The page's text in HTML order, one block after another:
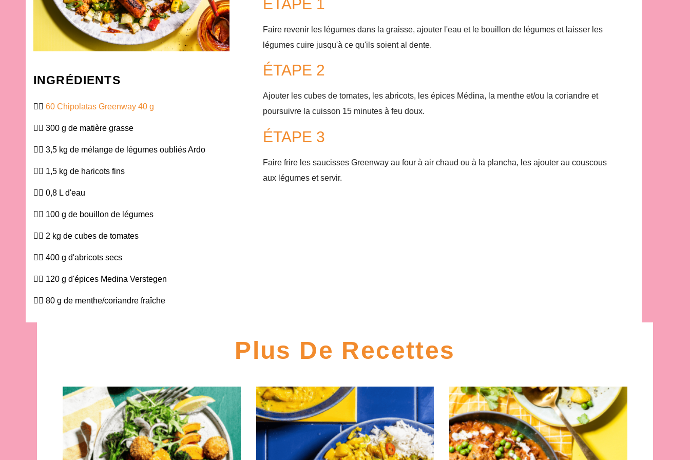
INGRÉDIENTS
60 Chipolatas Greenway 40 g
300 g de matière grasse
3,5 kg de mélange de légumes oubliés Ardo
1,5 kg de haricots fins
0,8 L d'eau
100 g de bouillon de légumes
2 kg de cubes de tomates
400 g d'abricots secs
120 g d'épices Medina Verstegen
80 g de menthe/coriandre fraîche
ÉTAPE 1
Faire revenir les légumes dans la graisse, ajouter l'eau et le bouillon de légumes et laisser les
légumes cuire jusqu'à ce qu'ils soient al dente.
ÉTAPE 2
Ajouter les cubes de tomates, les abricots, les épices Médina, la menthe et/ou la coriandre et
poursuivre la cuisson 15 minutes à feu doux.
ÉTAPE 3
Faire frire les saucisses Greenway au four à air chaud ou à la plancha, les ajouter au couscous
aux légumes et servir.
Plus De Recettes